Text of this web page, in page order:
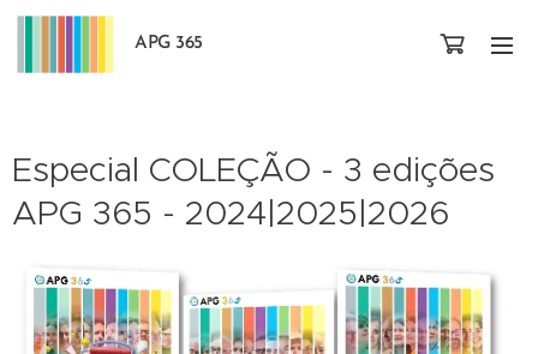
APG 365
Especial COLEÇÃO - 3 edições
APG 365 - 2024|2025|2026